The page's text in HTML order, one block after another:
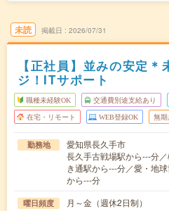
未読 掲載日 2026/07/31
【正社員】並みの安定
ジ！ITサポート
職種未経験OK 交通費別途支給あり
在宅・リモート WEB登録OK 無期
勤務地
愛知県長久手市
長久手古戦場駅から---分
き通駅から---分／愛・地
から---分
曜日頻度 月～金（週休2日制）